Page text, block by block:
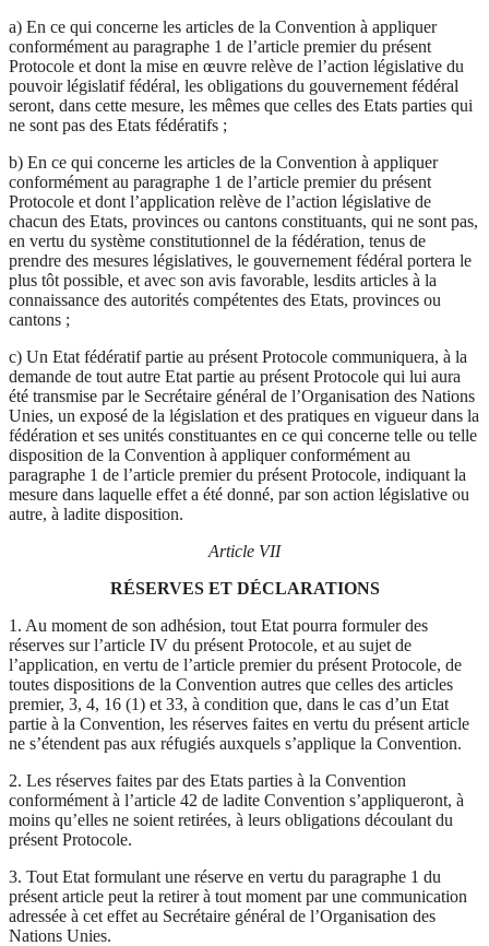
a) En ce qui concerne les articles de la Convention à appliquer
conformément au paragraphe 1 de l’article premier du présent
Protocole et dont la mise en œuvre relève de l’action législative du
pouvoir législatif fédéral, les obligations du gouvernement fédéral
seront, dans cette mesure, les mêmes que celles des Etats parties qui
ne sont pas des Etats fédératifs ;
b) En ce qui concerne les articles de la Convention à appliquer
conformément au paragraphe 1 de l’article premier du présent
Protocole et dont l’application relève de l’action législative de
chacun des Etats, provinces ou cantons constituants, qui ne sont pas,
en vertu du système constitutionnel de la fédération, tenus de
prendre des mesures législatives, le gouvernement fédéral portera le
plus tôt possible, et avec son avis favorable, lesdits articles à la
connaissance des autorités compétentes des Etats, provinces ou
cantons ;
c) Un Etat fédératif partie au présent Protocole communiquera, à la
demande de tout autre Etat partie au présent Protocole qui lui aura
été transmise par le Secrétaire général de l’Organisation des Nations
Unies, un exposé de la législation et des pratiques en vigueur dans la
fédération et ses unités constituantes en ce qui concerne telle ou telle
disposition de la Convention à appliquer conformément au
paragraphe 1 de l’article premier du présent Protocole, indiquant la
mesure dans laquelle effet a été donné, par son action législative ou
autre, à ladite disposition.
Article VII
RÉSERVES ET DÉCLARATIONS
1. Au moment de son adhésion, tout Etat pourra formuler des
réserves sur l’article IV du présent Protocole, et au sujet de
l’application, en vertu de l’article premier du présent Protocole, de
toutes dispositions de la Convention autres que celles des articles
premier, 3, 4, 16 (1) et 33, à condition que, dans le cas d’un Etat
partie à la Convention, les réserves faites en vertu du présent article
ne s’étendent pas aux réfugiés auxquels s’applique la Convention.
2. Les réserves faites par des Etats parties à la Convention
conformément à l’article 42 de ladite Convention s’appliqueront, à
moins qu’elles ne soient retirées, à leurs obligations découlant du
présent Protocole.
3. Tout Etat formulant une réserve en vertu du paragraphe 1 du
présent article peut la retirer à tout moment par une communication
adressée à cet effet au Secrétaire général de l’Organisation des
Nations Unies.